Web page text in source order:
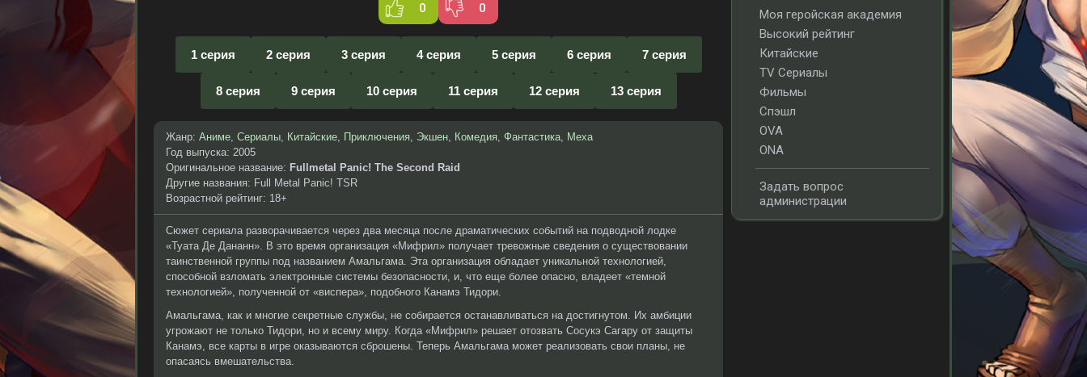
0 0
1 серия 2 серия 3 серия 4 серия 5 серия 6 серия 7 серия
8 серия 9 серия 10 серия 11 серия 12 серия 13 серия
Жанр: Аниме, Сериалы, Китайские, Приключения, Экшен, Комедия, Фантастика, Меха
Год выпуска: 2005
Оригинальное название: Fullmetal Panic! The Second Raid
Другие названия: Full Metal Panic! TSR
Возрастной рейтинг: 18+
Сюжет сериала разворачивается через два месяца после драматических событий на подводной лодке
«Туата Де Дананн». В это время организация «Мифрил» получает тревожные сведения о существовании
таинственной группы под названием Амальгама. Эта организация обладает уникальной технологией,
способной взломать электронные системы безопасности, и, что еще более опасно, владеет «темной
технологией», полученной от «виспера», подобного Канамэ Тидори.
Амальгама, как и многие секретные службы, не собирается останавливаться на достигнутом. Их амбиции
угрожают не только Тидори, но и всему миру. Когда «Мифрил» решает отозвать Сосукэ Сагару от защиты
Канамэ, все карты в игре оказываются сброшены. Теперь Амальгама может реализовать свои планы, не
опасаясь вмешательства.
Моя геройская академия
Высокий рейтинг
Китайские
TV Сериалы
Фильмы
Спэшл
OVA
ONA
Задать вопрос
администрации